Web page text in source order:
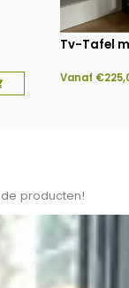
Tv-Tafel
Vanaf €
producten!